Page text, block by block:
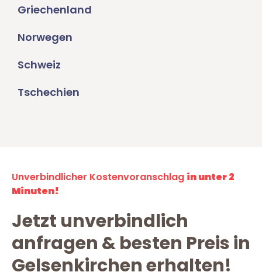
Griechenland
Norwegen
Schweiz
Tschechien
Unverbindlicher Kostenvoranschlag in unter 2
Minuten!
Jetzt unverbindlich
anfragen & besten Preis in
Gelsenkirchen erhalten!